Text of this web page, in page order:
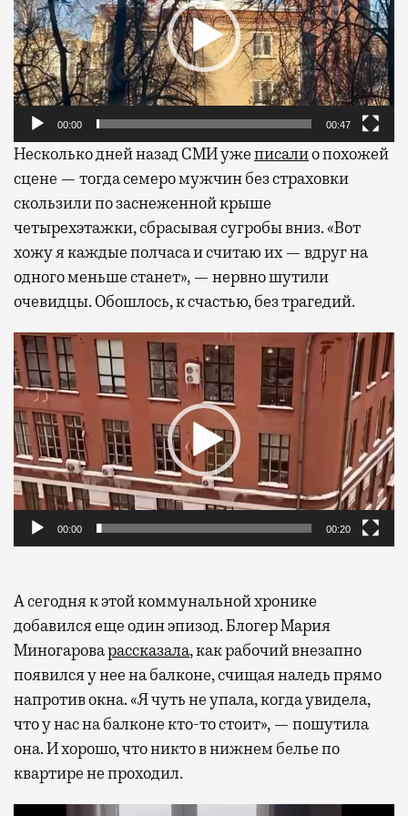
00:00 00:47
Несколько дней назад СМИ ужеписалио похожей
сцене — тогда семеро мужчин без страховки
скользили по заснеженной крыше
четырехэтажки, сбрасывая сугробы вниз. «Вот
хожу я каждые полчаса и считаю их — вдруг на
одного меньше станет», — нервно шутили
очевидцы. Обошлось, к счастью, без трагедий.
Видеоплеер
00:00 00:20
А сегодня к этой коммунальной хронике
добавился еще один эпизод. Блогер Мария
Миногароварассказала, как рабочий внезапно
появился у нее на балконе, счищая наледь прямо
напротив окна. «Я чуть не упала, когда увидела,
что у нас на балконе кто-то стоит», — пошутила
она. И хорошо, что никто в нижнем белье по
квартире не проходил.